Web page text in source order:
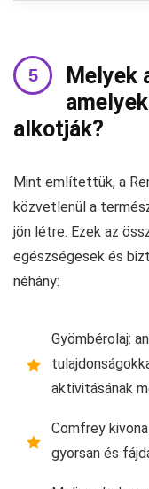
Melyek
alkotják?
Mint említettük, a
közvetlenül a
jön létre. Ezek az
egészségesek és
néhány:
Gyömbérolaj:
aktivitásának
Comfrey
gyorsan és